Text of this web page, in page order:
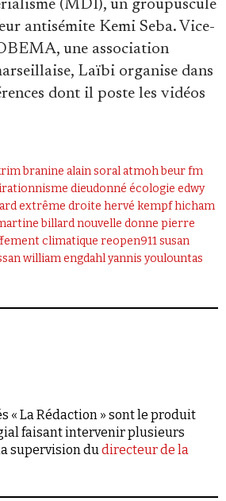
(MDI), un groupuscule
antisémite Kemi Seba. Vice-
une association
Laïbi organise dans
dont il poste les vidéos
branine alain soral atmoh beur fm
dieudonné écologie edwy
extrême droite hervé kempfhicham
billard nouvelle donne pierre
climatique reopen911 susan
william engdahl yannis youlountas
« La Rédaction » sont le produit
faisant intervenir plusieurs
supervision dudirecteur de la